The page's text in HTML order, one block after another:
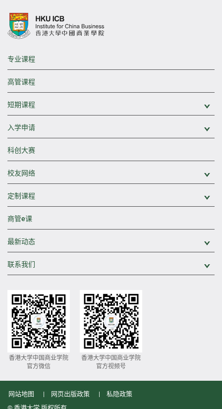
专业课程
高管课程
短期课程
入学申请
科创大赛
校友网络
定制课程
商管e课
最新动态
联系我们
香港大学中国商业学院
官方微信
香港大学中国商业学院
官方视频号
网站地图 网页出版政策
私隐政策